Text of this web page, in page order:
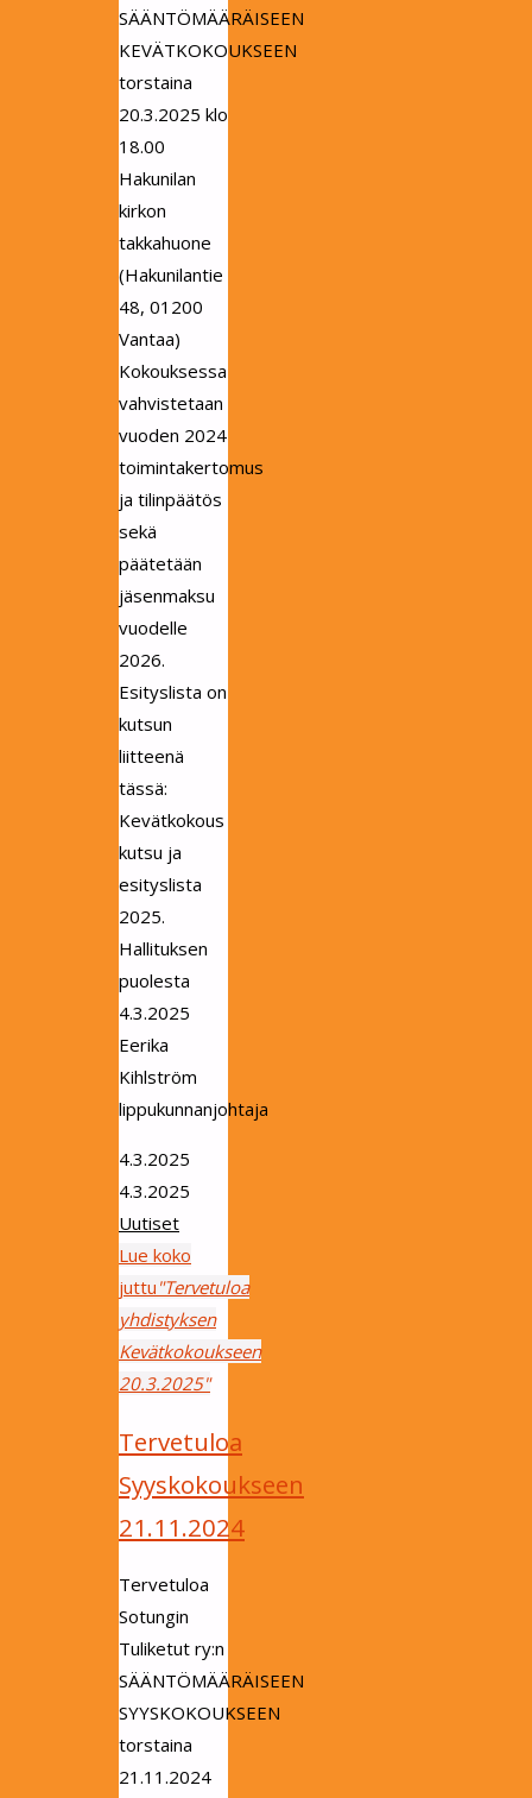
SÄÄNTÖMÄÄRÄISEEN
KEVÄTKOKOUKSEEN
torstaina
20.3.2025 klo
18.00
Hakunilan
kirkon
takkahuone
(Hakunilantie
48, 01200
Vantaa)
Kokouksessa
vahvistetaan
vuoden 2024
toimintakertomus
ja tilinpäätös
sekä
päätetään
jäsenmaksu
vuodelle
2026.
Esityslista on
kutsun
liitteenä
tässä:
Kevätkokous
kutsu ja
esityslista
2025.
Hallituksen
puolesta
4.3.2025
Eerika
Kihlström
lippukunnanjohtaja
4.3.2025
4.3.2025
Uutiset
Lue koko
juttu "Tervetuloa
yhdistyksen
Kevätkokoukseen
20.3.2025"
Tervetuloa
Syyskokoukseen
21.11.2024
Tervetuloa
Sotungin
Tuliketut ry:n
SÄÄNTÖMÄÄRÄISEEN
SYYSKOKOUKSEEN
torstaina
21.11.2024